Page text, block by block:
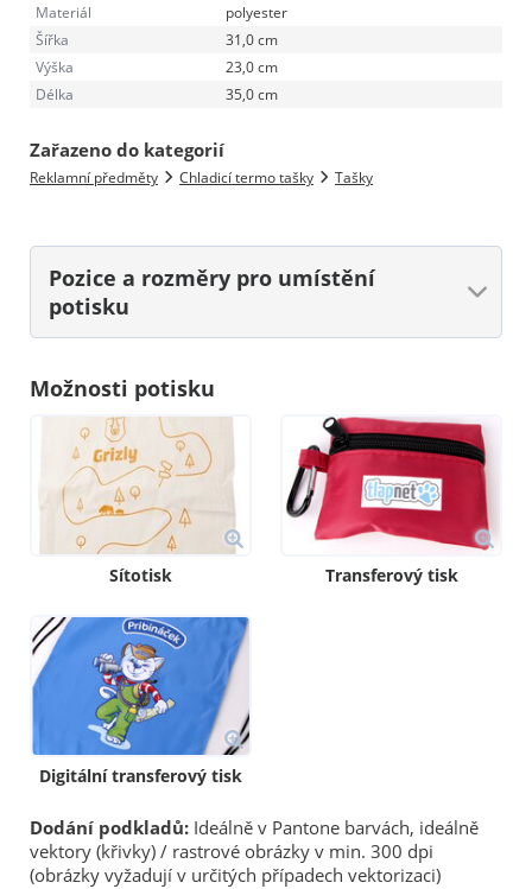
Materiál
polyester
Šířka
31,0 cm
Výška
23,0 cm
Délka
35,0 cm
Zařazeno do kategorií
Reklamní předměty Chladicí termo tašky Tašky
Pozice a rozměry pro umístění
potisku
Možnosti potisku
Sítotisk Transferový tisk
Digitální transferový tisk
Dodání podkladů: Ideálně v Pantone barvách, ideálně
vektory (křivky) / rastrové obrázky v min. 300 dpi
(obrázky vyžadují v určitých případech vektorizaci)